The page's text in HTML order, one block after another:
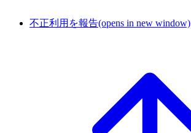
不正利用を報告(opens in new window)